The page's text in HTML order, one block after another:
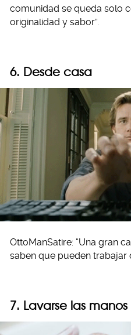
comunidad se queda solo
originalidad y sabor”.
6. Desde casa
OttoManSatire: “Una gran
saben que pueden trabajar
7. Lavarse las manos